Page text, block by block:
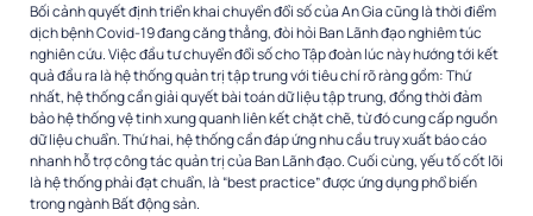
Bối cảnh quyết định triển khai chuyển đổi số của An Gia cũng là thời điểm
dịch bệnh Covid-19 đang căng thẳng, đòi hỏi Ban Lãnh đạo nghiêm túc
nghiên cứu. Việc đầu tư chuyển đổi số cho Tập đoàn lúc này hướng tới kết
quả đầu ra là hệ thống quản trị tập trung với tiêu chí rõ ràng gồm: Thứ
nhất, hệ thống cần giải quyết bài toán dữ liệu tập trung, đồng thời đảm
bảo hệ thống vệ tinh xung quanh liên kết chặt chẽ, từ đó cung cấp nguồn
dữ liệu chuẩn. Thứ hai, hệ thống cần đáp ứng nhu cầu truy xuất báo cáo
nhanh hỗ trợ công tác quản trị của Ban Lãnh đạo. Cuối cùng, yếu tố cốt lõi
là hệ thống phải đạt chuẩn, là “best practice” được ứng dụng phổ biến
trong ngành Bất động sản.